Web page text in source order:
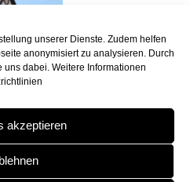
unserer Dienste. Zudem helfen
anonymisiert zu analysieren. Durch
uns dabei. Weitere Informationen
akzeptieren